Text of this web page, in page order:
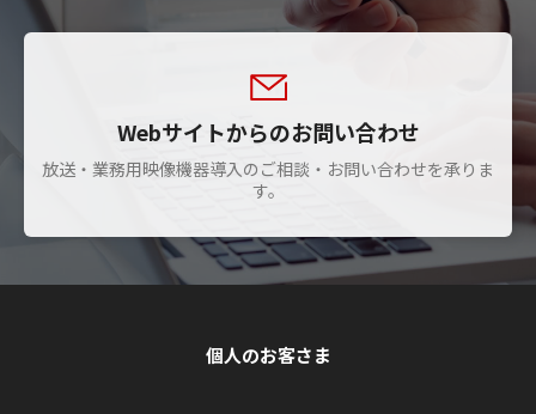
Webサイトからのお問い合わせ
放送・業務用映像機器導入のご相談・お問い合わせを承りま
す。
個人のお客さま